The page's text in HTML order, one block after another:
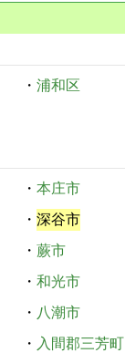
・ 浦和区
・ 本庄市
・ 深谷市
・ 蕨市
・ 和光市
・ 八潮市
・ 入間郡三芳町